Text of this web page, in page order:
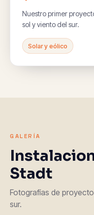
Nuestro primer
sol y viento del sur.
Solar y eólico
GALERÍA
Stadt
Fotografías de
sur.